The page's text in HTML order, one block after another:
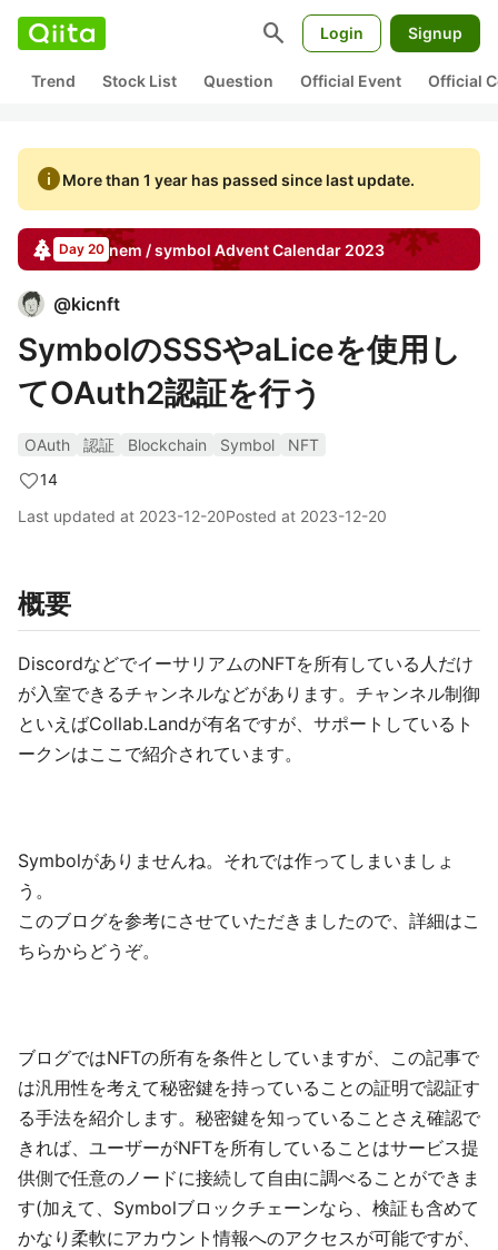
search Login Signup
Trend Stock List Question Official Event Official
infoMore than 1 year has passed since last update.
Day 20 nem / symbol Advent Calendar 2023
@kicnft
SymbolのSSSやaLiceを使用し
てOAuth2認証を行う
OAuth 認証 Blockchain Symbol
NFT
14
Last updated at 2023-12-20Posted at 2023-12-20
概要
DiscordなどでイーサリアムのNFTを所有している人だけ
が入室できるチャンネルなどがあります。チャンネル制御
といえばCollab.Landが有名ですが、サポートしているト
ークンはここで紹介されています。
Symbolがありませんね。それでは作ってしまいましょ
う。
このブログを参考にさせていただきましたので、詳細はこ
ちらからどうぞ。
ブログではNFTの所有を条件としていますが、この記事で
は汎用性を考えて秘密鍵を持っていることの証明で認証す
る手法を紹介します。秘密鍵を知っていることさえ確認で
きれば、ユーザーがNFTを所有していることはサービス提
供側で任意のノードに接続して自由に調べることができま
す(加えて、Symbolブロックチェーンなら、検証も含めて
かなり柔軟にアカウント情報へのアクセスが可能ですが、